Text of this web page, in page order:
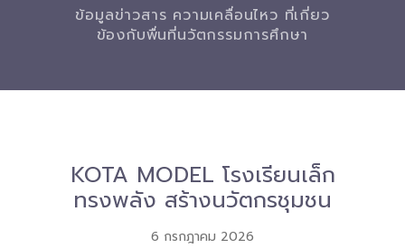
-- สถานศึกษานำร่อง
-- วีดิทัศน์นำเสนอสถานศึกษานำร่อง
Download
-- หนังสือและเอกสาร
ข้อมูลข่าวสาร ความเคลื่อนไหว ที่เกี่ยว
ข้องกับพื่นที่นวัตกรรมการศึกษา
KOTA MODEL โรงเรียนเล็ก
ทรงพลัง สร้างนวัตกรชุมชน
6 กรกฎาคม 2026